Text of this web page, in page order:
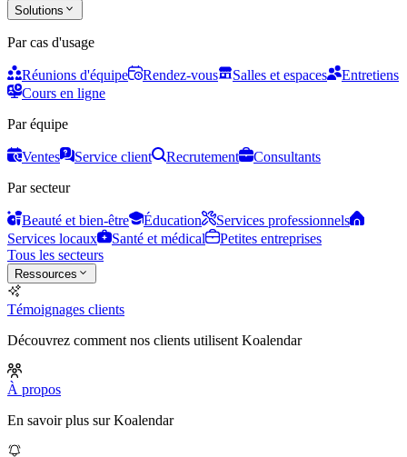
Solutions
Par cas d'usage
Réunions d'équipe Rendez-vous Salles et espaces
Entretiens
Cours en ligne
Par équipe
Ventes Service client Recrutement
Consultants
Par secteur
Beauté et bien-être Éducation
Services professionnels
Services locaux
Santé et médical
Petites entreprises
Tous les secteurs
Ressources
Témoignages clients
Découvrez comment nos clients utilisent Koalendar
À propos
En savoir plus sur Koalendar